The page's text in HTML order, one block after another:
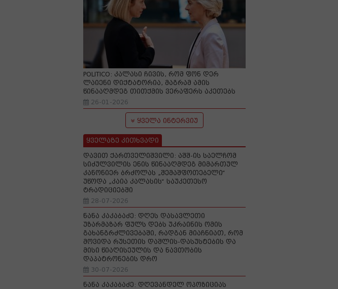
POLITICO: კალასი ჩივის, რომ ფონ დერ
ლაიენი დიქტატორია, მაგრამ ამის
წინააღმდეგ თითქმის ვერაფერს აკეთებს
26-01-2026
ყველა ინტერვიუ
ყველაზე კითხვადი
დავით ქართველიშვილი: აშშ-ის საელჩომ
სიძულვილის ენის წინააღმდეგ მიმართულ
კანონიერ ბრძოლას „შემაშფოთებელი“
უწოდა „კაია კალასის“ საუკეთესო
ტრადიციებში
28-07-2026
ნანა კაკაბაძე: დღეს დასავლეთი
უზარმაზარ ფულს დებს უკრაინის ომის
გახანგრძლივებაში, რადგან მიაჩნიათ, რომ
მოვიდა რუსეთის დაშლის-დასუსტების და
მისი წიაღისეულის და ნავთობის
დაპატრონების დრო
30-07-2026
ნანა კაკაბაძე: დღევანდელ ოპოზიციას